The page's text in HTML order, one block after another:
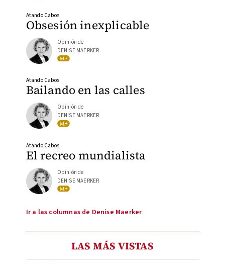
Obsesión inexplicable
Atando Cabos
Opinión de
DENISE MAERKER
Bailando en las calles
Atando Cabos
Opinión de
DENISE MAERKER
El recreo mundialista
Atando Cabos
Opinión de
DENISE MAERKER
Ir a las columnas de Denise Maerker
LAS MÁS VISTAS